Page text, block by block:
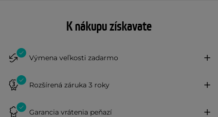
K nákupu získavate
Výmena veľkosti zadarmo
Rozšírená záruka 3 roky
Garancia vrátenia peňazí